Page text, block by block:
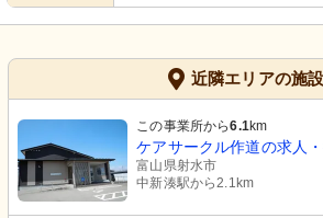
近隣エリアの施設
この事業所から6.1km
ケアサークル作道の求人
富山県射水市
中新湊駅から2.1km